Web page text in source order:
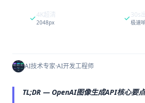
4K超清
2048px
30s
极速
AI技术专家·AI开发工程师
TL;DR — OpenAI图像生成API核心要点